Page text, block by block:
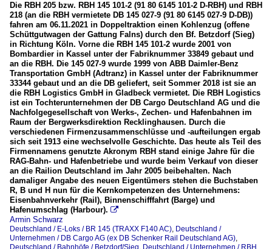
Die RBH 205 bzw. RBH 145 101-2 (91 80 6145 101-2 D-RBH) und RBH
218 (an die RBH vermietete DB 145 027-9 (91 80 6145 027-9 D-DB))
fahren am 06.11.2021 in Doppeltraktion einen Kohlenzug (offene
Schüttgutwagen der Gattung Falns) durch den Bf. Betzdorf (Sieg)
in Richtung Köln. Vorne die RBH 145 101-2 wurde 2001 von
Bombardier in Kassel unter der Fabriknummer 33849 gebaut und
an die RBH. Die 145 027-9 wurde 1999 von ABB Daimler-Benz
Transportation GmbH (Adtranz) in Kassel unter der Fabriknummer
33344 gebaut und an die DB geliefert, seit Sommer 2018 ist sie an
die RBH Logistics GmbH in Gladbeck vermietet. Die RBH Logistics
ist ein Tochterunternehmen der DB Cargo Deutschland AG und die
Nachfolgegesellschaft von Werks-, Zechen- und Hafenbahnen im
Raum der Bergwerksdirektion Recklinghausen. Durch die
verschiedenen Firmenzusammenschlüsse und -aufteilungen ergab
sich seit 1913 eine wechselvolle Geschichte. Das heute als Teil des
Firmennamens genutzte Akronym RBH stand einige Jahre für die
RAG-Bahn- und Hafenbetriebe und wurde beim Verkauf von dieser
an die Railion Deutschland im Jahr 2005 beibehalten. Nach
damaliger Angabe des neuen Eigentümers stehen die Buchstaben
R, B und H nun für die Kernkompetenzen des Unternehmens:
Eisenbahnverkehr (Rail), Binnenschifffahrt (Barge) und
Hafenumschlag (Harbour). 
Armin Schwarz
Deutschland / E-Loks / BR 145 (TRAXX F140 AC), Deutschland /
Unternehmen / DB Cargo AG (ex DB Schenker Rail Deutschland AG),
Deutschland / Bahnhöfe / Betzdorf/Sieg, Deutschland / Unternehmen / RBH